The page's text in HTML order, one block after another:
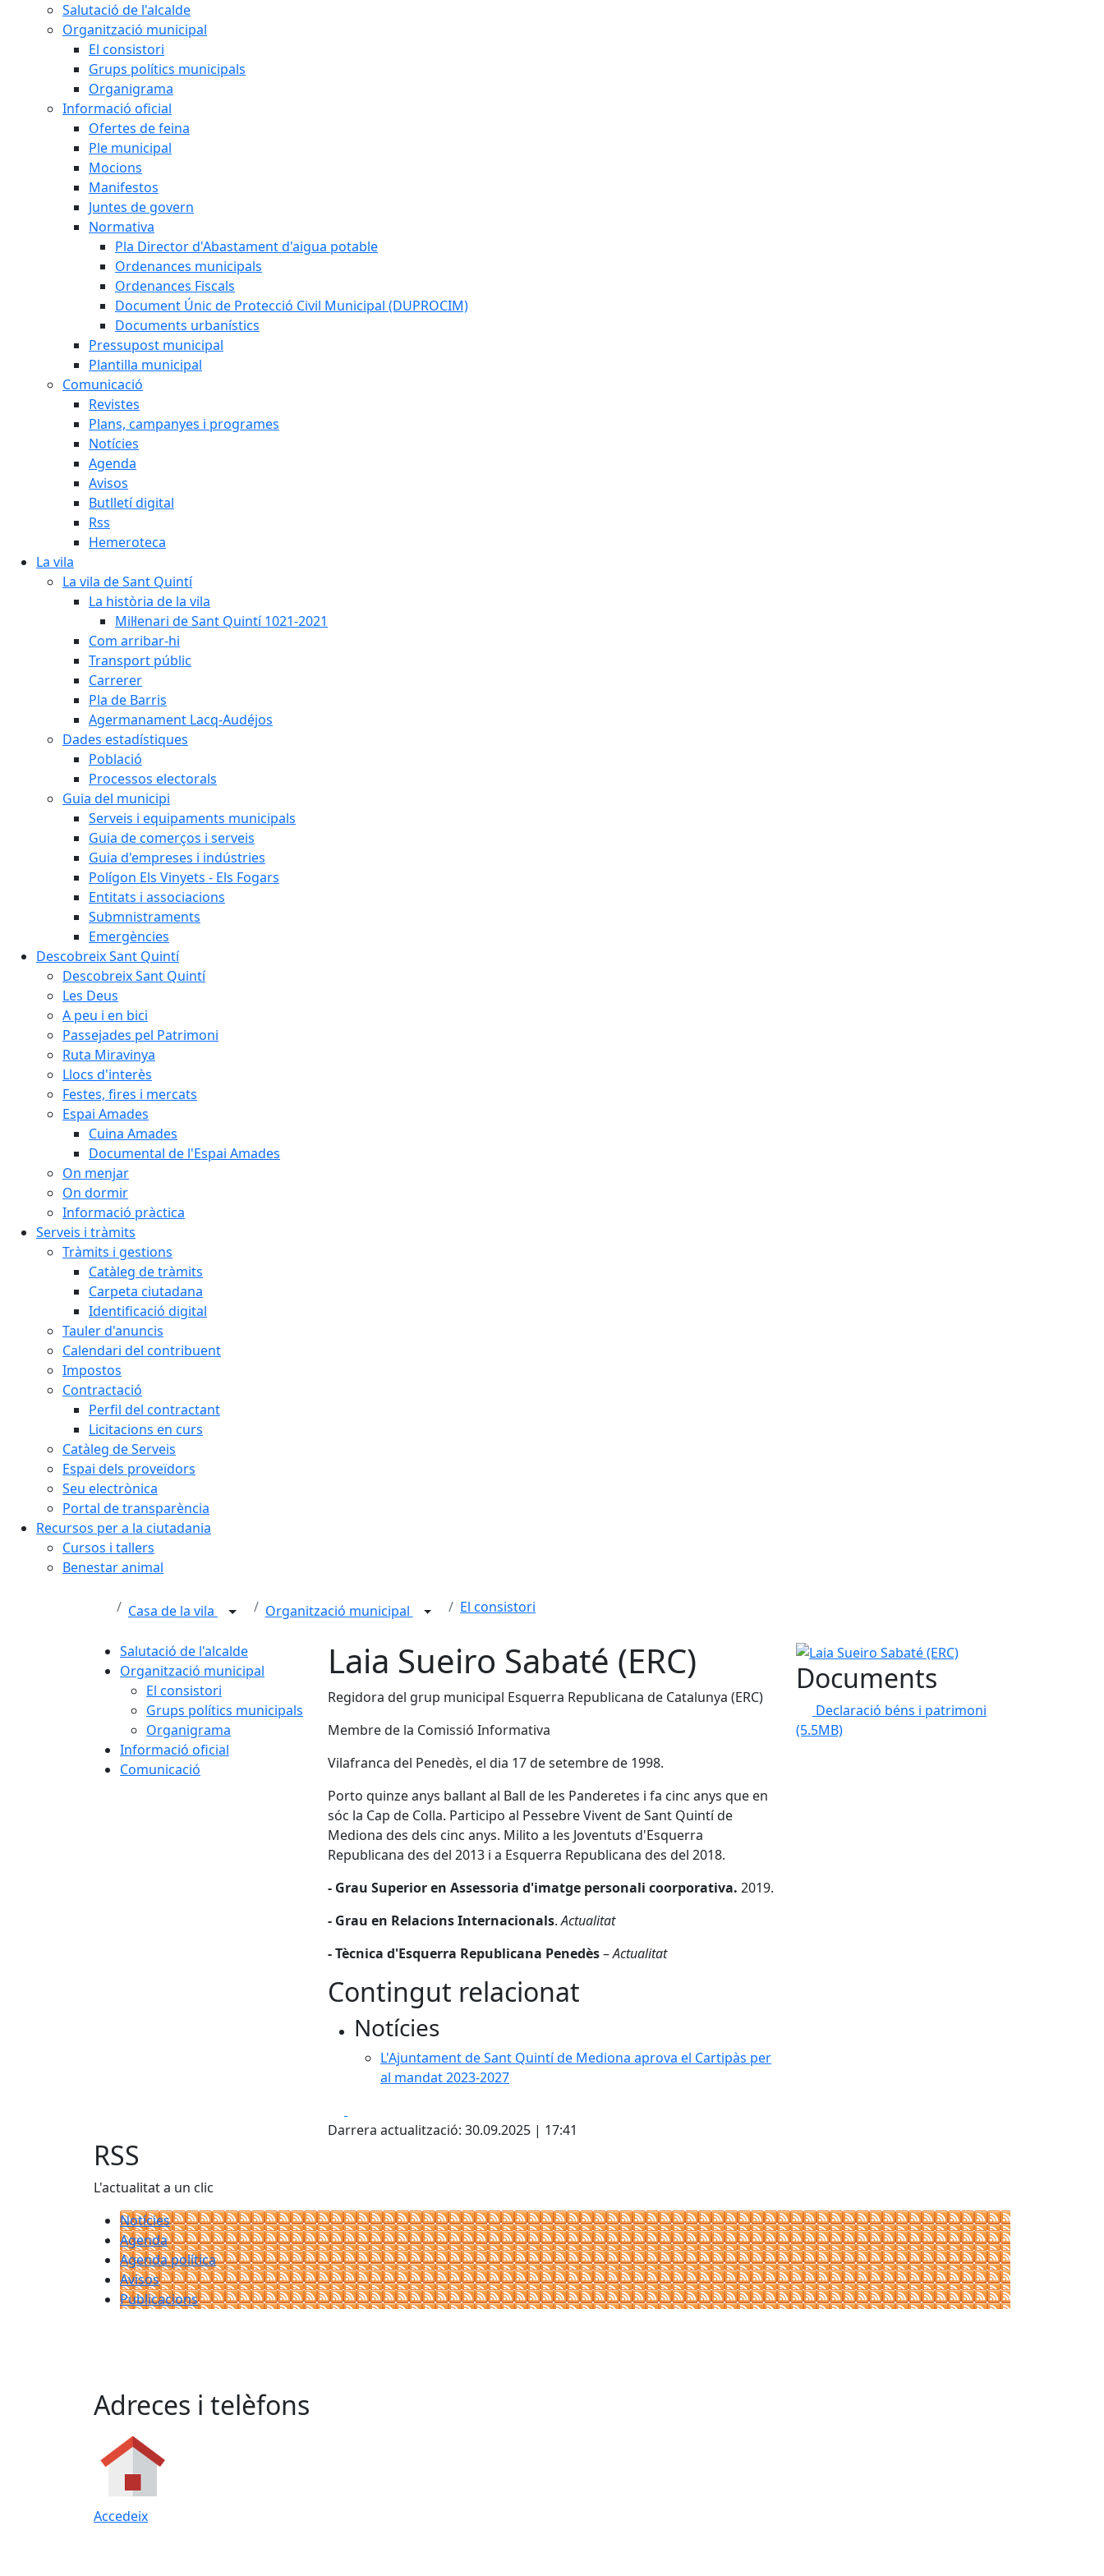
Salutació de l'alcalde
Organització municipal
El consistori
Grups polítics municipals
Organigrama
Informació oficial
Ofertes de feina
Ple municipal
Mocions
Manifestos
Juntes de govern
Normativa
Pla Director d'Abastament d'aigua potable
Ordenances municipals
Ordenances Fiscals
Document Únic de Protecció Civil Municipal (DUPROCIM)
Documents urbanístics
Pressupost municipal
Plantilla municipal
Comunicació
Revistes
Plans, campanyes i programes
Notícies
Agenda
Avisos
Butlletí digital
Rss
Hemeroteca
La vila
La vila de Sant Quintí
La història de la vila
Mil·lenari de Sant Quintí 1021-2021
Com arribar-hi
Transport públic
Carrerer
Pla de Barris
Agermanament Lacq-Audéjos
Dades estadístiques
Població
Processos electorals
Guia del municipi
Serveis i equipaments municipals
Guia de comerços i serveis
Guia d'empreses i indústries
Polígon Els Vinyets - Els Fogars
Entitats i associacions
Submnistraments
Emergències
Descobreix Sant Quintí
Descobreix Sant Quintí
Les Deus
A peu i en bici
Passejades pel Patrimoni
Ruta Miravinya
Llocs d'interès
Festes, fires i mercats
Espai Amades
Cuina Amades
Documental de l'Espai Amades
On menjar
On dormir
Informació pràctica
Serveis i tràmits
Tràmits i gestions
Catàleg de tràmits
Carpeta ciutadana
Identificació digital
Tauler d'anuncis
Calendari del contribuent
Impostos
Contractació
Perfil del contractant
Licitacions en curs
Catàleg de Serveis
Espai dels proveïdors
Seu electrònica
Portal de transparència
Recursos per a la ciutadania
Cursos i tallers
Benestar animal
Casa de la vila Organització municipal El consistori
Salutació de l'alcalde
Organització municipal
El consistori
Grups polítics municipals
Organigrama
Informació oficial
Comunicació
Laia Sueiro Sabaté (ERC)
Regidora del grup municipal Esquerra Republicana de Catalunya (ERC)
Membre de la Comissió Informativa
Vilafranca del Penedès, el dia 17 de setembre de 1998.
Porto quinze anys ballant al Ball de les Panderetes i fa cinc anys que en
sóc la Cap de Colla. Participo al Pessebre Vivent de Sant Quintí de
Mediona des dels cinc anys. Milito a les Joventuts d'Esquerra
Republicana des del 2013 i a Esquerra Republicana des del 2018.
- Grau Superior en Assessoria d'imatge personali coorporativa. 2019.
- Grau en Relacions Internacionals.Actualitat
- Tècnica d'Esquerra Republicana Penedès–Actualitat
Contingut relacionat
Notícies
L'Ajuntament de Sant Quintí de Mediona aprova el Cartipàs per
al mandat 2023-2027
Darrera actualització: 30.09.2025 | 17:41
Laia Sueiro Sabaté (ERC)
Documents
Declaració béns i patrimoni
(5.5MB)
RSS
L'actualitat a un clic
Notícies
Agenda
Agenda política
Avisos
Publicacions
Adreces i telèfons
Accedeix